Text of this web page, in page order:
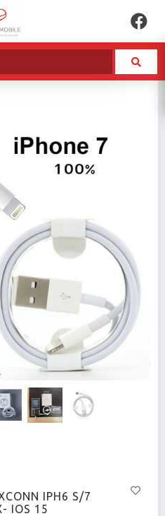
IPH6 S/7
IOS 15